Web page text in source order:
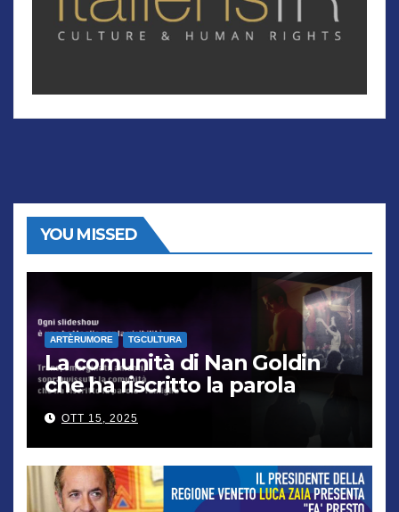
YOU MISSED
ARTÈRUMORE TGCULTURA
La comunità di Nan Goldin
che ha riscritto la parola
“famiglia”
OTT 15, 2025